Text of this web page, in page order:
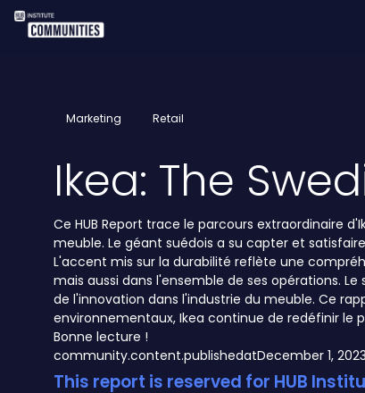
Marketing Retail
Ikea: The
Ce HUB Report trace le parcours extraordinaire
meuble. Le géant suédois a su capter et
L'accent mis sur la durabilité reflète une
mais aussi dans l'ensemble de ses opérations.
de l'innovation dans l'industrie du meuble. Ce
environnementaux, Ikea continue de redéfinir
Bonne lecture !
community.content.publishedatDecember 1, 2023
This report is reserved for HUB